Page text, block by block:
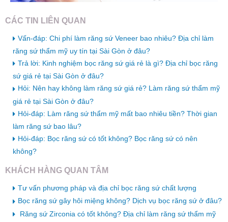
CÁC TIN LIÊN QUAN
Vấn-đáp: Chi phí làm răng sứ Veneer bao nhiêu? Địa chỉ làm
răng sứ thẩm mỹ uy tín tại Sài Gòn ở đâu?
Trả lời: Kinh nghiệm bọc răng sứ giá rẻ là gì? Địa chỉ bọc răng
sứ giá rẻ tại Sài Gòn ở đâu?
Hỏi: Nên hay không làm răng sứ giá rẻ? Làm răng sứ thẩm mỹ
giá rẻ tại Sài Gòn ở đâu?
Hỏi-đáp: Làm răng sứ thẩm mỹ mất bao nhiêu tiền? Thời gian
làm răng sứ bao lâu?
Hỏi-đáp: Bọc răng sứ có tốt không? Bọc răng sứ có nên
không?
KHÁCH HÀNG QUAN TÂM
Tư vấn phương pháp và địa chỉ bọc răng sứ chất lượng
Bọc răng sứ gây hôi miệng không? Dịch vụ bọc răng sứ ở đâu?
Răng sứ Zirconia có tốt không? Địa chỉ làm răng sứ thẩm mỹ